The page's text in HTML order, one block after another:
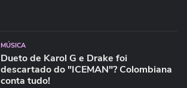
MÚSICA
Dueto de Karol G e Drake foi
descartado do "ICEMAN"? Colombiana
conta tudo!